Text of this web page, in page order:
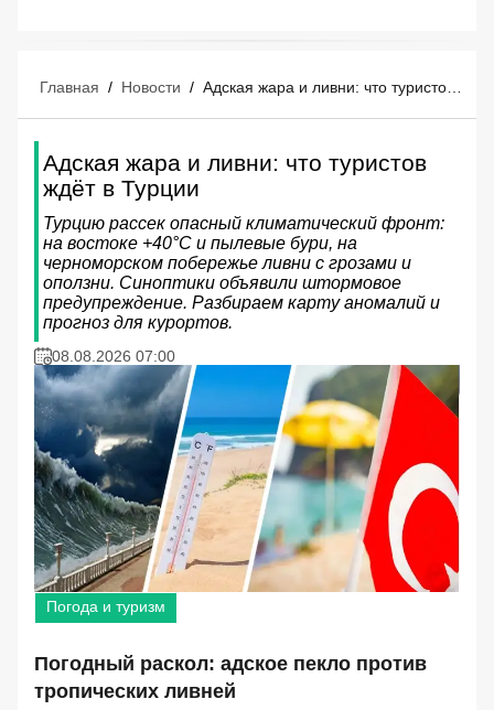
Главная / Новости /
Адская жара и ливни: что туристов
ждёт в Турции
Турцию рассек опасный климатический фронт:
на востоке +40°C и пылевые бури, на
черноморском побережье ливни с грозами и
оползни. Синоптики объявили штормовое
предупреждение. Разбираем карту аномалий и
прогноз для курортов.
08.08.2026 07:00
Погода и туризм
Погодный раскол: адское пекло против
тропических ливней